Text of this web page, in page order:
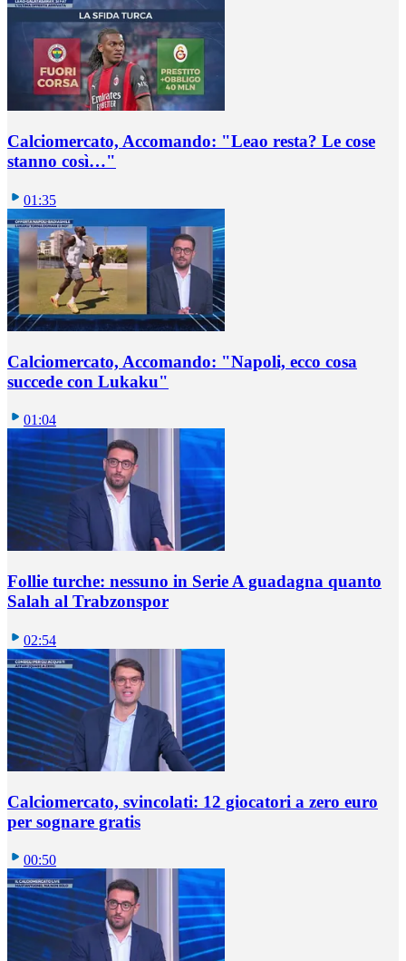
Calciomercato, Accomando: "Leao resta? Le cose
stanno così…"
01:35
Calciomercato, Accomando: "Napoli, ecco cosa
succede con Lukaku"
01:04
Follie turche: nessuno in Serie A guadagna quanto
Salah al Trabzonspor
02:54
Calciomercato, svincolati: 12 giocatori a zero euro
per sognare gratis
00:50